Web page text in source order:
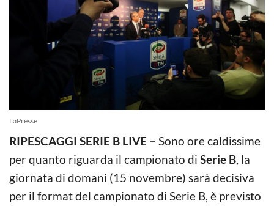
LaPresse
RIPESCAGGI SERIE B LIVE – Sono ore caldissime
per quanto riguarda il campionato di Serie B, la
giornata di domani (15 novembre) sarà decisiva
per il format del campionato di Serie B, è previsto